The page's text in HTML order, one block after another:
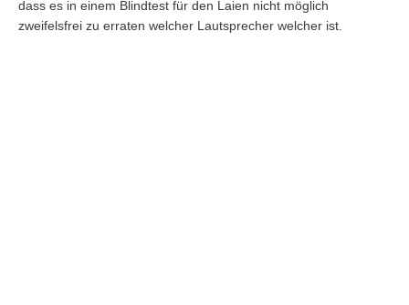
dass es in einem Blindtest für den Laien nicht möglich
zweifelsfrei zu erraten welcher Lautsprecher welcher ist.